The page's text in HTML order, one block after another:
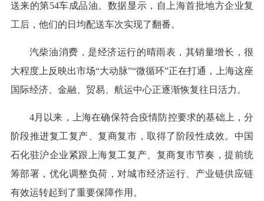
送来的第54车成品油。数据显示，自上海首批地方企业复
工后，他们的日均配送车次实现了翻番。
汽柴油消费，是经济运行的晴雨表，其销量增长，很
大程度上反映出市场“大动脉”“微循环”正在打通，上海这座
国际经济、金融、贸易、航运中心正逐渐恢复往日活力。
4月以来，上海在确保符合疫情防控要求的基础上，分
阶段推进复工复产、复商复市，取得了阶段性成效。中国
石化驻沪企业紧跟上海复工复产、复商复市节奏，提前统
筹部署，优化调整负荷，对城市经济运行、产业链供应链
有效运转起到了重要保障作用。